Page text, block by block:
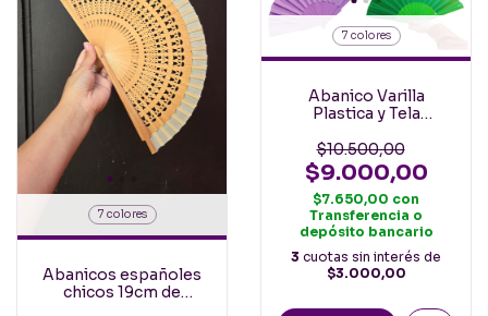
7 colores
Abanicos españoles
chicos 19cm de
7 colores
Abanico Varilla
Plastica y Tela
varios colores
$10.500,00
$9.000,00
$7.650,00 con
Transferencia o
depósito bancario
3 cuotas sin interés de
$3.000,00